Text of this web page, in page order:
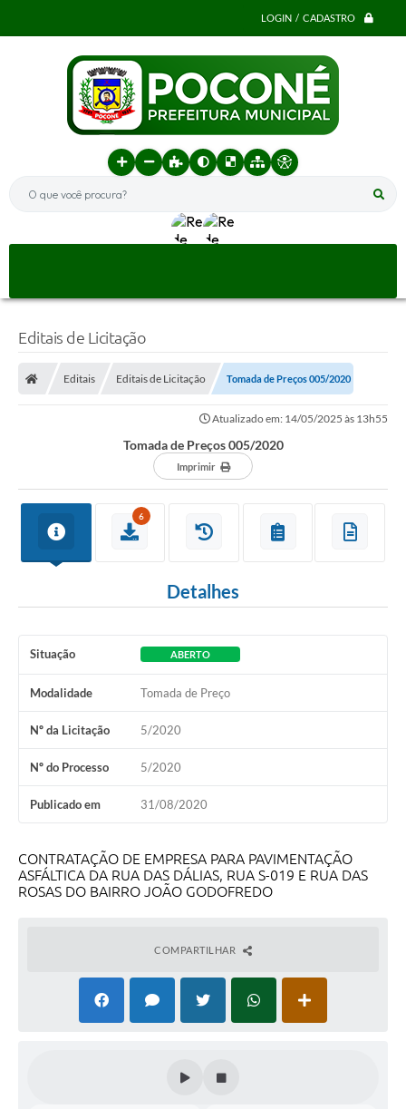
LOGIN / CADASTRO
O que você procura?
Editais de Licitação
Editais Editais de Licitação Tomada de Preços 005/2020
Atualizado em: 14/05/2025 às 13h55
Tomada de Preços 005/2020
Imprimir
6
Detalhes
Situação ABERTO
Modalidade Tomada de Preço
Nº da Licitação 5/2020
Nº do Processo 5/2020
Publicado em 31/08/2020
CONTRATAÇÃO DE EMPRESA PARA PAVIMENTAÇÃO
ASFÁLTICA DA RUA DAS DÁLIAS, RUA S-019 E RUA DAS
ROSAS DO BAIRRO JOÃO GODOFREDO
COMPARTILHAR